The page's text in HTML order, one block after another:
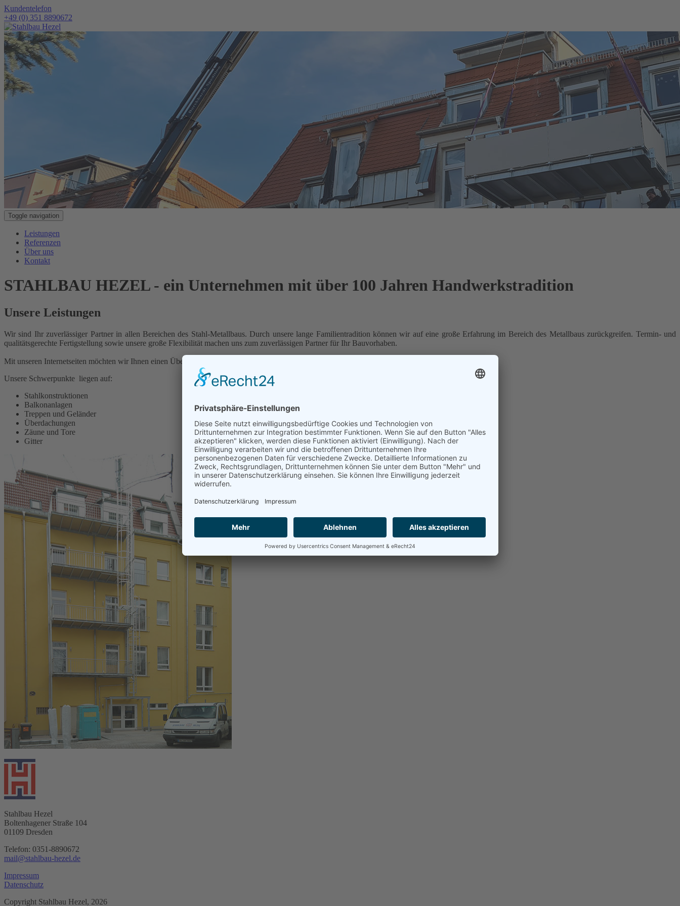
Kundentelefon
+49 (0) 351 8890672
Toggle navigation
Leistungen
Referenzen
Über uns
Kontakt
STAHLBAU HEZEL - ein Unternehmen mit über 100 Jahren Handwerkstradition
Unsere Leistungen
Wir sind Ihr zuverlässiger Partner in allen Bereichen des Stahl-Metallbaus. Durch unsere lange Familientradition können wir auf eine große Erfahrung im Bereich des Metallbaus zurückgreifen. Termin- und
qualitätsgerechte Fertigstellung sowie unsere große Flexibilität machen uns zum zuverlässigen Partner für Ihr Bauvorhaben.
Mit unseren Internetseiten möchten wir Ihnen einen Überblick über unser Leistungsprofil geben.
Unsere Schwerpunkte liegen auf:
Stahlkonstruktionen
Balkonanlagen
Treppen und Geländer
Überdachungen
Zäune und Tore
Gitter
Stahlbau Hezel
Boltenhagener Straße 104
01109 Dresden
Telefon: 0351-8890672
mail@stahlbau-hezel.de
Impressum
Datenschutz
Copyright Stahlbau Hezel, 2026